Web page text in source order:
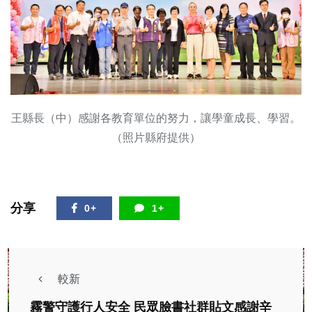
王縣長（中）感謝各教育單位的努力，讓學童成長、學習。
（照片縣府提供）
分享 0+ 1+
較新
霧警守護行人安全 民眾臉書社群貼文感謝辛